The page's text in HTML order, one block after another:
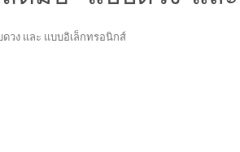
วง และ แบบอิเล็กทรอนิกส์